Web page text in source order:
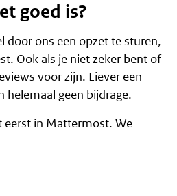
goed is?
door ons een opzet te sturen,
Ook als je niet zeker bent of
voor zijn. Liever een
helemaal geen bijdrage.
eerst in Mattermost. We